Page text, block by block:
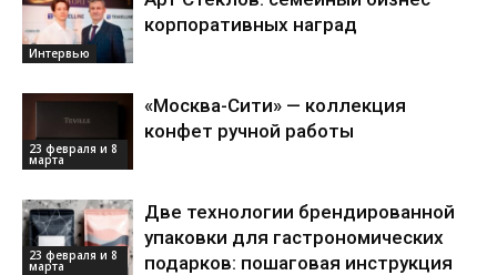
Интервью
корпоративных наград
23 февраля и 8
марта
«Москва-Сити» — коллекция
конфет ручной работы
23 февраля и 8
марта
Две технологии брендированной
упаковки для гастрономических
подарков: пошаговая инструкция